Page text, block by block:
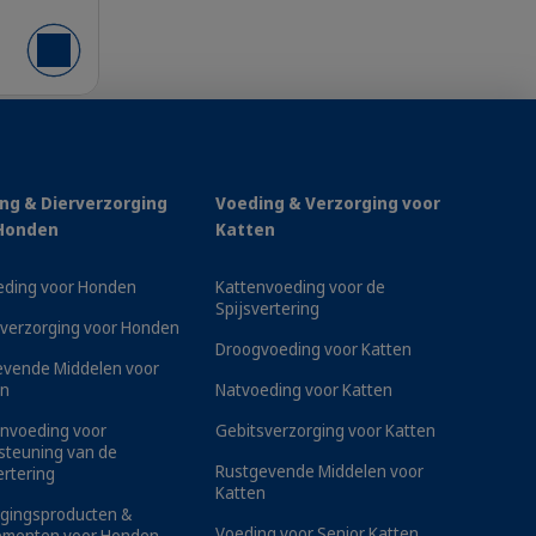
Voeg toe aan winkelmandje
van je hond. Net als bij
en tandverlies. Geen
mondhygiënebenodigdheden zoals
biedt een breed assortiment
ook gemakkelijk voor
& Dierverzorging
voor Honden
voor Honden
Middelen voor
voor
van de
&
Voeding & Verzorging voor
Katten
Kattenvoeding voor de
Spijsvertering
Droogvoeding voor Katten
Natvoeding voor Katten
Gebitsverzorging voor Katten
Rustgevende Middelen voor
Katten